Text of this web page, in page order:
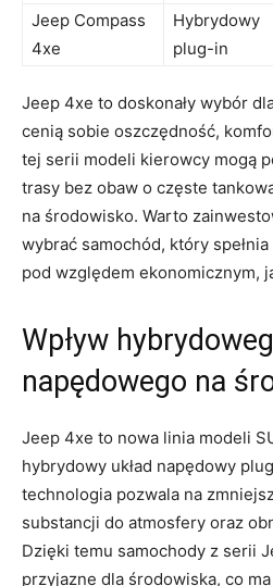
Jeep‌ Compass
4xe
Hybrydowy
plug-in
Jeep 4xe to doskonały wybór
cenią sobie oszczędność,
tej serii modeli ​kierowcy mogą
trasy‍ bez obaw ​o częste
⁤na ⁣środowisko. Warto
wybrać samochód, który
pod względem ekonomicznym,
Wpływ
napędowego ‍na
Jeep 4xe to⁤ nowa linia modeli
hybrydowy‍ układ napędowy
technologia⁤ pozwala na⁤
⁣substancji do atmosfery oraz⁣
Dzięki temu ⁣samochody z serii
⁤przyjazne ​dla środowiska, co